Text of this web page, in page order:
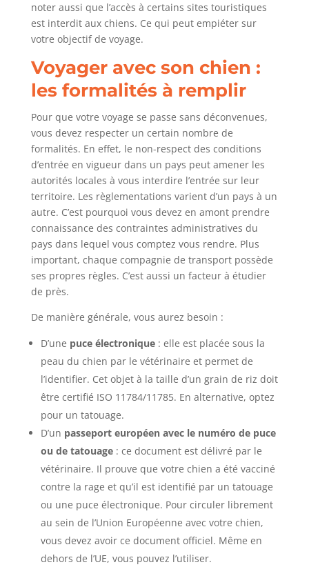
noter aussi que l’accès à certains sites touristiques
est interdit aux chiens. Ce qui peut empiéter sur
votre objectif de voyage.
Voyager avec son chien :
les formalités à remplir
Pour que votre voyage se passe sans déconvenues,
vous devez respecter un certain nombre de
formalités. En effet, le non-respect des conditions
d’entrée en vigueur dans un pays peut amener les
autorités locales à vous interdire l’entrée sur leur
territoire. Les règlementations varient d’un pays à un
autre. C’est pourquoi vous devez en amont prendre
connaissance des contraintes administratives du
pays dans lequel vous comptez vous rendre. Plus
important, chaque compagnie de transport possède
ses propres règles. C’est aussi un facteur à étudier
de près.
De manière générale, vous aurez besoin :
D’une puce électronique: elle est placée sous la
peau du chien par le vétérinaire et permet de
l’identifier. Cet objet à la taille d’un grain de riz doit
être certifié ISO 11784/11785. En alternative, optez
pour un tatouage.
D’un passeport européen avec le numéro de puce
ou de tatouage: ce document est délivré par le
vétérinaire. Il prouve que votre chien a été vacciné
contre la rage et qu’il est identifié par un tatouage
ou une puce électronique. Pour circuler librement
au sein de l’Union Européenne avec votre chien,
vous devez avoir ce document officiel. Même en
dehors de l’UE, vous pouvez l’utiliser.